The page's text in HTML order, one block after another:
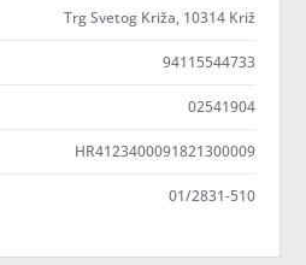
Trg Svetog Križa, 10314 Križ
94115544733
02541904
HR4123400091821300009
01/2831-510